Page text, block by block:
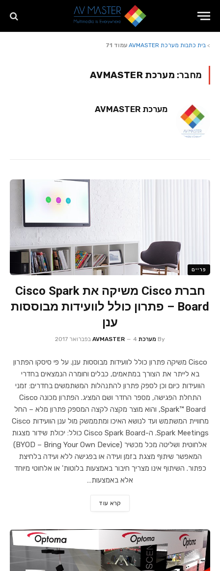
> בית כתבות מערכת AVMASTER עמוד 71
מחבר: מערכת AVMASTER
מערכת AVMASTER
פריים
חברת Cisco משיקה את Cisco Spark
Board – פתרון כולל לוועידות מבוססות
ענן
By מערכת AVMASTER 4 בפברואר 2017
Cisco משיקה פתרון כולל לוועידות מבוססות ענן. על פי סיסקו הפתרון
בא לייתר את הצורך במתאמים, כבלים וחומרה הנמצאים בחדרי
הוועידות כיום וכן לספק פתרון להתנהלות המשתמשים בחדרים: זמני
התחלת הפגישה, מספר החדר ושם המציג. הפתרון מכונה Cisco
Spark™ Board, והוא מוצר מקצה לקצה המספק פתרון מלא – החל
מחוויית המשתמש ועד לנושא האיכו ומתממשק מול ענן הוועידות Cisco
Spark Meetings. ה-Cisco Spark Board כולל: יכולת שידור מצגות
אלחוטית ושליטה מכל מכשיר (BYOD – Bring Your Own Device)
המאפשר שיתוף מצגת בזמן ועידה או בפגישה ללא ועידה בלחיצת
כפתור. השיתוף אינו מצריך חיבור באמצעות בלוטות' או אלחוטי מיוחד
אלא באמצעות…
קרא עוד